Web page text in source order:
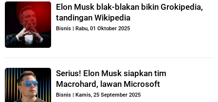
Elon Musk blak-blakan bikin Grokipedia,
tandingan Wikipedia
Bisnis | Rabu, 01 Oktober 2025
Serius! Elon Musk siapkan tim
Macrohard, lawan Microsoft
Bisnis | Kamis, 25 September 2025